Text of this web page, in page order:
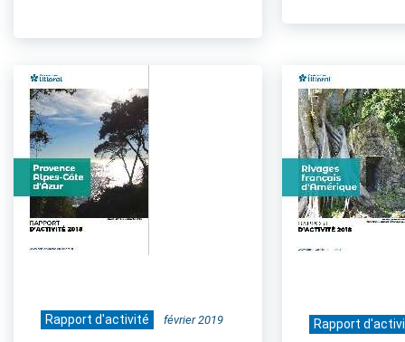
Rapport d'activité février 2019 Rapport